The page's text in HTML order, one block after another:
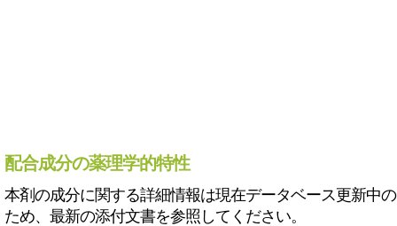
配合成分の薬理学的特性
本剤の成分に関する詳細情報は現在データベース更新中の
ため、最新の添付文書を参照してください。